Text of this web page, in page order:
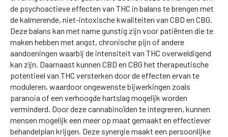
de psychoactieve effecten van THC in balans te brengen met
de kalmerende, niet-intoxische kwaliteiten van CBD en CBG.
Deze balans kan met name gunstig zijn voor patiënten die te
maken hebben met angst, chronische pijn of andere
aandoeningen waarbij de intensiteit van THC overweldigend
kan zijn. Daarnaast kunnen CBD en CBG het therapeutische
potentieel van THC versterken door de effecten ervan te
moduleren, waardoor ongewenste bijwerkingen zoals
paranoia of een verhoogde hartslag mogelijk worden
verminderd. Door deze cannabinoïden te integreren, kunnen
mensen mogelijk een meer op maat gemaakt en effectiever
behandelplan krijgen. Deze synergie maakt een persoonlijke